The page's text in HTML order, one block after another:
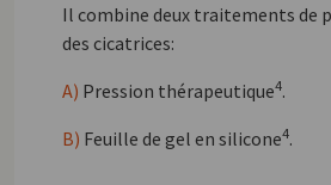
Il combine deux traitements de
des cicatrices:
A) Pression thérapeutique4.
B) Feuille de gel en silicone4.